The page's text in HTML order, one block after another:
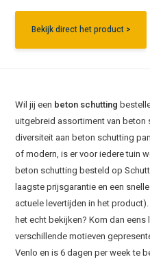
Bekijk direct het product >
Wil jij een beton schutting
uitgebreid assortiment van beton
diversiteit aan beton schutting
of modern, is er voor iedere tuin
beton schutting besteld op
laagste prijsgarantie en een
actuele levertijden in het
het echt bekijken? Kom dan
verschillende motieven
Venlo en is 6 dagen per week te